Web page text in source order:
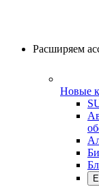
Расширяем
Новые